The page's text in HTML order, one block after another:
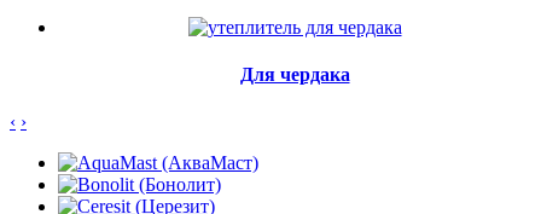
Для чердака
‹ ›